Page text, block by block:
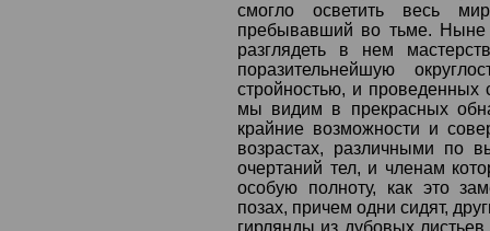
смогло осветить весь
пребывавший во тьме. Ныне
разглядеть в нем
поразительнейшую
стройностью, и проведенных
мы видим в прекрасных
крайние возможности и
возрастах, различными по
очертаний тел, и членам
особую полноту, как это
позах, причем одни сидят,